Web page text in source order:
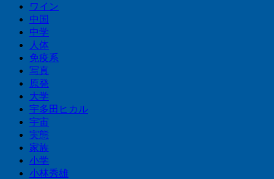
ワイン
中国
中学
人体
免疫系
写真
原発
大学
宇多田ヒカル
宇宙
実態
家族
小学
小林秀雄